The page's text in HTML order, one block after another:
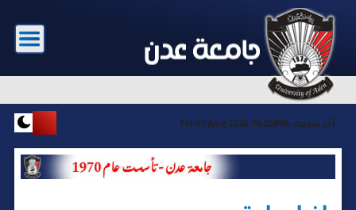
آخر تحديث : Fri-07 Aug 2026-10:25PM